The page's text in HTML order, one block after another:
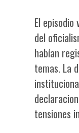
El
del
habían
temas. La
tensiones